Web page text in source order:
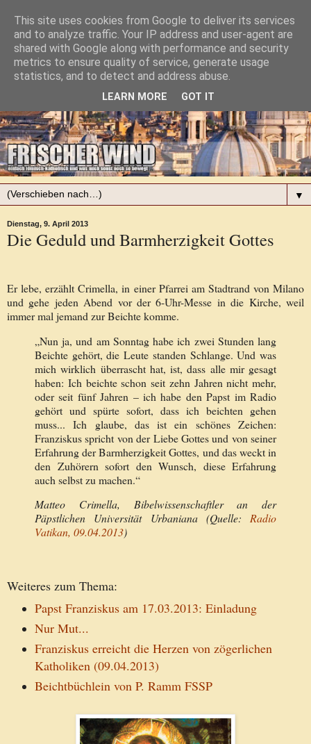
▼
Dienstag, 9. April 2013
Die Geduld und Barmherzigkeit Gottes
Er lebe, erzählt Crimella, in einer Pfarrei am Stadtrand von Milano
und gehe jeden Abend vor der 6-Uhr-Messe in die Kirche, weil
immer mal jemand zur Beichte komme.
„Nun ja, und am Sonntag habe ich zwei Stunden lang
Beichte gehört, die Leute standen Schlange. Und was
mich wirklich überrascht hat, ist, dass alle mir gesagt
haben: Ich beichte schon seit zehn Jahren nicht mehr,
oder seit fünf Jahren – ich habe den Papst im Radio
gehört und spürte sofort, dass ich beichten gehen
muss... Ich glaube, das ist ein schönes Zeichen:
Franziskus spricht von der Liebe Gottes und von seiner
Erfahrung der Barmherzigkeit Gottes, und das weckt in
den Zuhörern sofort den Wunsch, diese Erfahrung
auch selbst zu machen.“
Matteo Crimella, Bibelwissenschaftler an der
Päpstlichen Universität Urbaniana (Quelle: Radio
Vatikan, 09.04.2013)
Weiteres zum Thema:
Papst Franziskus am 17.03.2013: Einladung
Nur Mut...
Franziskus erreicht die Herzen von zögerlichen
Katholiken (09.04.2013)
Beichtbüchlein von P. Ramm FSSP
This site uses cookies from Google to deliver its services
and to analyze traffic. Your IP address and user-agent are
shared with Google along with performance and security
metrics to ensure quality of service, generate usage
statistics, and to detect and address abuse.
LEARN MORE GOT IT